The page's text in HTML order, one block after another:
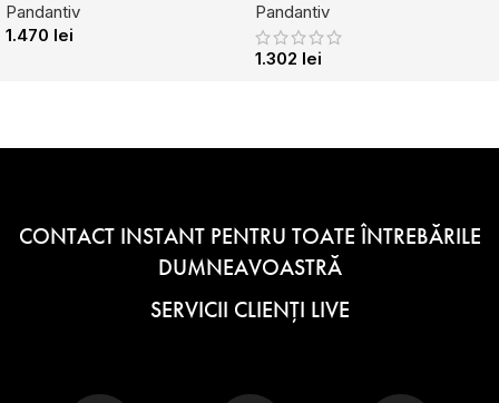
Pandantiv
1.470 lei
Pandantiv
1.302 lei
CONTACT INSTANT PENTRU TOATE ÎNTREBĂRILE
DUMNEAVOASTRĂ
SERVICII CLIENȚI LIVE